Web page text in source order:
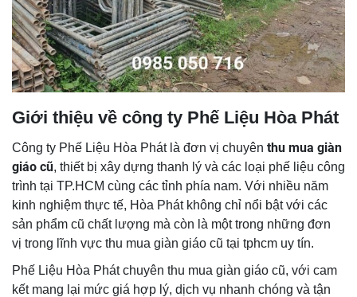
Giới thiệu về công ty Phế Liệu Hòa Phát
Công ty Phế Liệu Hòa Phát là đơn vị chuyên thu mua giàn
giáo cũ, thiết bị xây dựng thanh lý và các loại phế liệu công
trình tại TP.HCM cùng các tỉnh phía nam. Với nhiều năm
kinh nghiệm thực tế, Hòa Phát không chỉ nổi bật với các
sản phẩm cũ chất lượng mà còn là một trong những đơn
vị trong lĩnh vực thu mua giàn giáo cũ tại tphcm uy tín.
Phế Liệu Hòa Phát chuyên thu mua giàn giáo cũ, với cam
kết mang lại mức giá hợp lý, dịch vụ nhanh chóng và tận